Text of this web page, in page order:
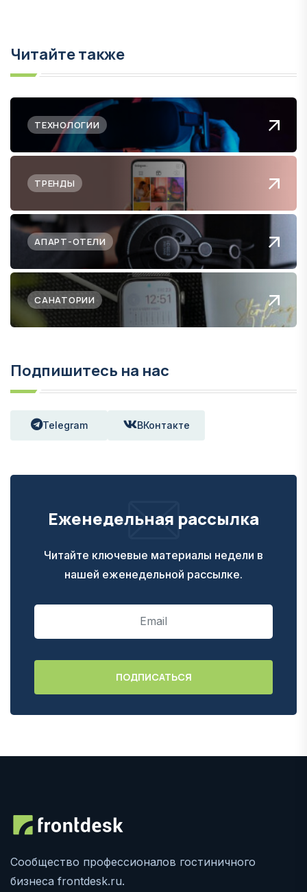
Читайте также
ТЕХНОЛОГИИ
ТРЕНДЫ
АПАРТ-ОТЕЛИ
САНАТОРИИ
Подпишитесь на нас
Telegram ВКонтакте
Еженедельная рассылка
Читайте ключевые материалы недели в
нашей еженедельной рассылке.
Сообщество профессионалов гостиничного
бизнеса frontdesk.ru.